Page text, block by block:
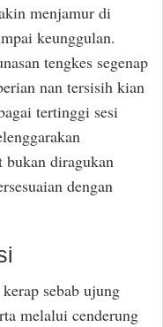
menjamur di
keunggulan.
tengkes segenap
nan tersisih kian
tertinggi sesi
bukan diragukan
dengan
sebab ujung
melalui cenderung